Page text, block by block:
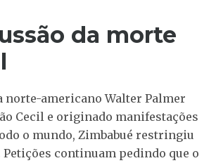
da morte
norte-americano Walter Palmer
Cecil e originado manifestações
o mundo, Zimbabué restringiu
Petições continuam pedindo que o